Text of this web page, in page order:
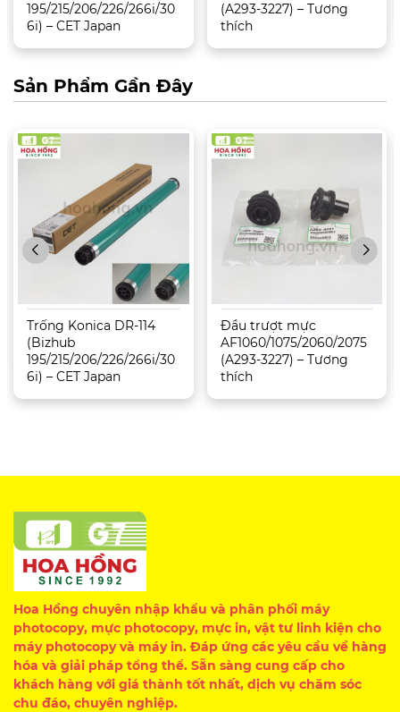
195/215/206/226/266i/30
6i) – CET Japan
(A293-3227) – Tương
thích
Sản Phẩm Gần Đây
Trống Konica DR-114
(Bizhub
195/215/206/226/266i/30
6i) – CET Japan
Đầu trượt mực
AF1060/1075/2060/2075
(A293-3227) – Tương
thích
Hoa Hồng chuyên nhập khẩu và phân phối máy
photocopy, mực photocopy, mực in, vật tư linh kiện cho
máy photocopy và máy in. Đáp ứng các yêu cầu về hàng
hóa và giải pháp tổng thể. Sẵn sàng cung cấp cho
khách hàng với giá thành tốt nhất, dịch vụ chăm sóc
chu đáo, chuyên nghiệp.